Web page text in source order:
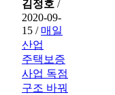
김정호 /
2020-09-
15 / 매일
산업
주택보증
사업 독점
구조 바꿔